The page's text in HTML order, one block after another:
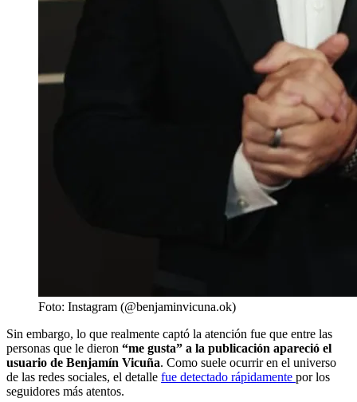
Foto: Instagram (@benjaminvicuna.ok)
Sin embargo, lo que realmente captó la atención fue que entre las
personas que le dieron “me gusta” a la publicación apareció el
usuario de Benjamín Vicuña. Como suele ocurrir en el universo
de las redes sociales, el detalle fue detectado rápidamente por los
seguidores más atentos.